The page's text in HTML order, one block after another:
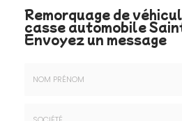
Remorquage de
casse automobile
Envoyez un message